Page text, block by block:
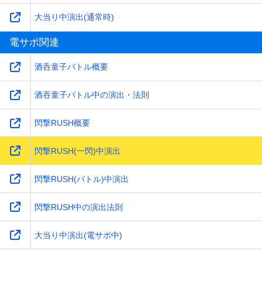
大当り中演出(通常時)
電サポ関連
酒呑童子バトル概要
酒吞童子バトル中の演出・法則
閃撃RUSH概要
閃撃RUSH(一閃)中演出
閃撃RUSH(バトル)中演出
閃撃RUSH中の演出法則
大当り中演出(電サポ中)